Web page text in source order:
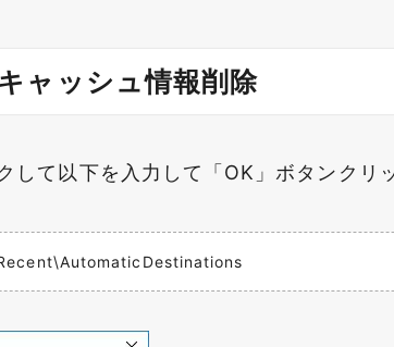
ャッシュ情報削除
して以下を入力して「OK」ボタンクリ